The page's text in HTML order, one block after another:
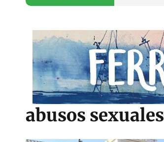
abusos sexuales